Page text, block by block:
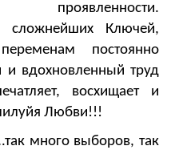
проявленности.
сложнейших Ключей,
постоянно
и вдохновленный труд
восхищает и
Любви!!!
много выборов, так